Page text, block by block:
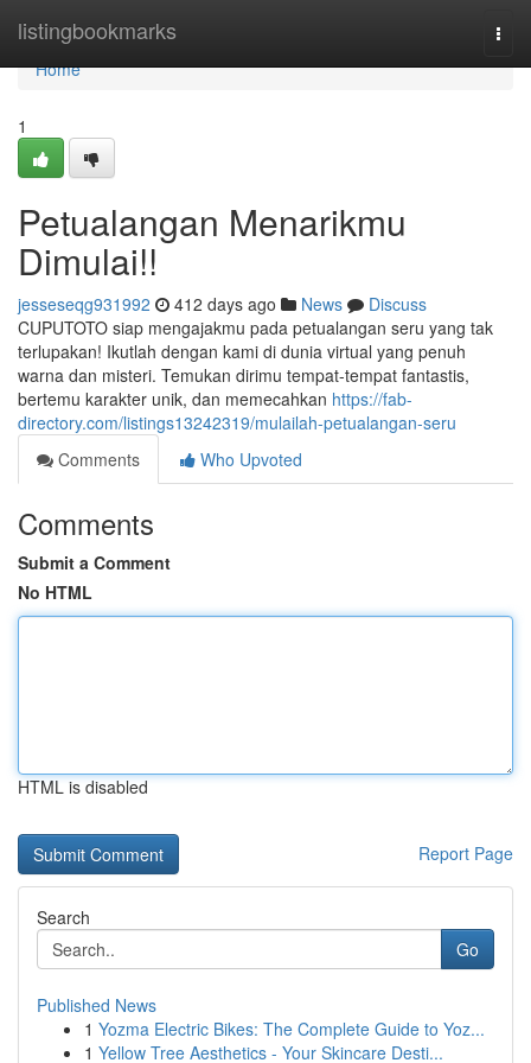
listingbookmarks
Home
Home
1
Petualangan Menarikmu
Dimulai!!
jesseseqg931992 412 days ago News
Discuss
CUPUTOTO siap mengajakmu pada petualangan seru yang tak
terlupakan! Ikutlah dengan kami di dunia virtual yang penuh
warna dan misteri. Temukan dirimu tempat-tempat fantastis,
bertemu karakter unik, dan memecahkan https://fab-
directory.com/listings13242319/mulailah-petualangan-seru
Comments
Who Upvoted
Comments
Submit a Comment
No HTML
HTML is disabled
Report Page
Search
Go
Published News
1 Yozma Electric Bikes: The Complete Guide to Yoz...
1 Yellow Tree Aesthetics - Your Skincare Desti...